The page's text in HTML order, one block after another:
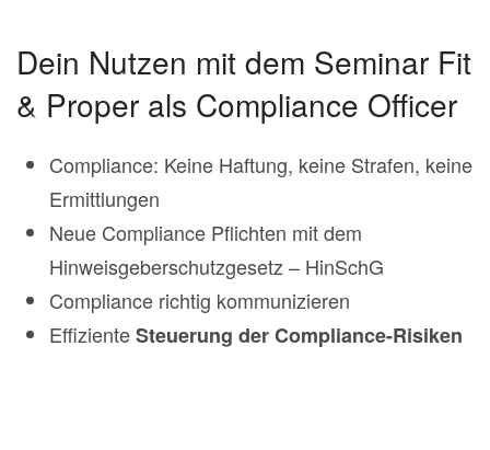
Dein Nutzen mit dem Seminar Fit
& Proper als Compliance Officer
Compliance: Keine Haftung, keine Strafen, keine
Ermittlungen
Neue Compliance Pflichten mit dem
Hinweisgeberschutzgesetz – HinSchG
Compliance richtig kommunizieren
EffizienteSteuerung der Compliance-Risiken